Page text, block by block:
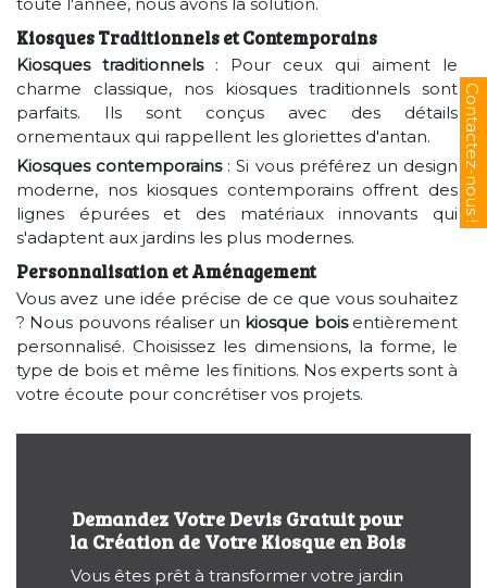
toute l'année, nous avons la solution.
Kiosques Traditionnels et Contemporains
Kiosques traditionnels: Pour ceux qui aiment le
charme classique, nos kiosques traditionnels sont
parfaits. Ils sont conçus avec des détails
ornementaux qui rappellent les gloriettes d'antan.
Kiosques contemporains: Si vous préférez un design
moderne, nos kiosques contemporains offrent des
lignes épurées et des matériaux innovants qui
s'adaptent aux jardins les plus modernes.
Personnalisation et Aménagement
Vous avez une idée précise de ce que vous souhaitez
? Nous pouvons réaliser un kiosque boisentièrement
personnalisé. Choisissez les dimensions, la forme, le
type de bois et même les finitions. Nos experts sont à
votre écoute pour concrétiser vos projets.
Demandez Votre Devis Gratuit pour
la Création de Votre Kiosque en Bois
Vous êtes prêt à transformer votre jardin